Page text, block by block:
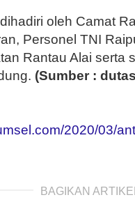
oleh Camat
Personel TNI
Rantau Alai serta
(Sumber :
2020/03/
BAGIKAN